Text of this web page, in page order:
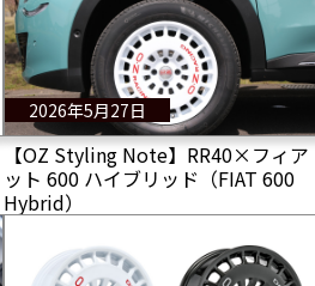
2026年5月27日
【OZ Styling Note】RR40×フィア
ット 600 ハイブリッド（FIAT 600
Hybrid）